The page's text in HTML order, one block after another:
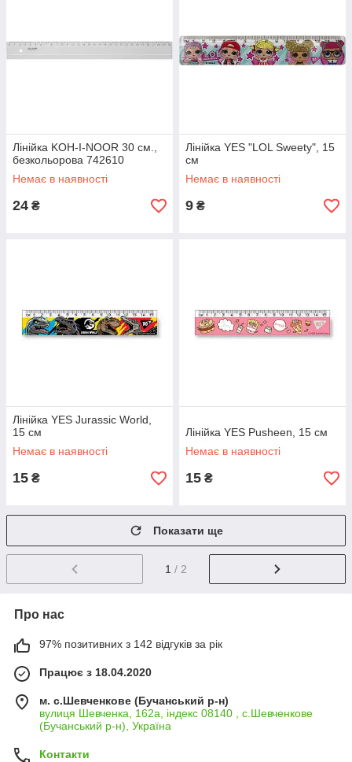
Лінійка KOH-I-NOOR 30 см.,
безкольорова 742610
Немає в наявності
24 ₴
Лінійка YES "LOL Sweety", 15
см
Немає в наявності
9 ₴
Лінійка YES Jurassic World,
15 см
Немає в наявності
15 ₴
Лінійка YES Pusheen, 15 см
Немає в наявності
15 ₴
Показати ще
1 / 2
Про нас
97% позитивних з 142 відгуків за рік
Працює з 18.04.2020
м. с.Шевченкове (Бучанський р-н)
вулиця Шевченка, 162а, індекс 08140 , с.Шевченкове
(Бучанський р-н), Україна
Контакти